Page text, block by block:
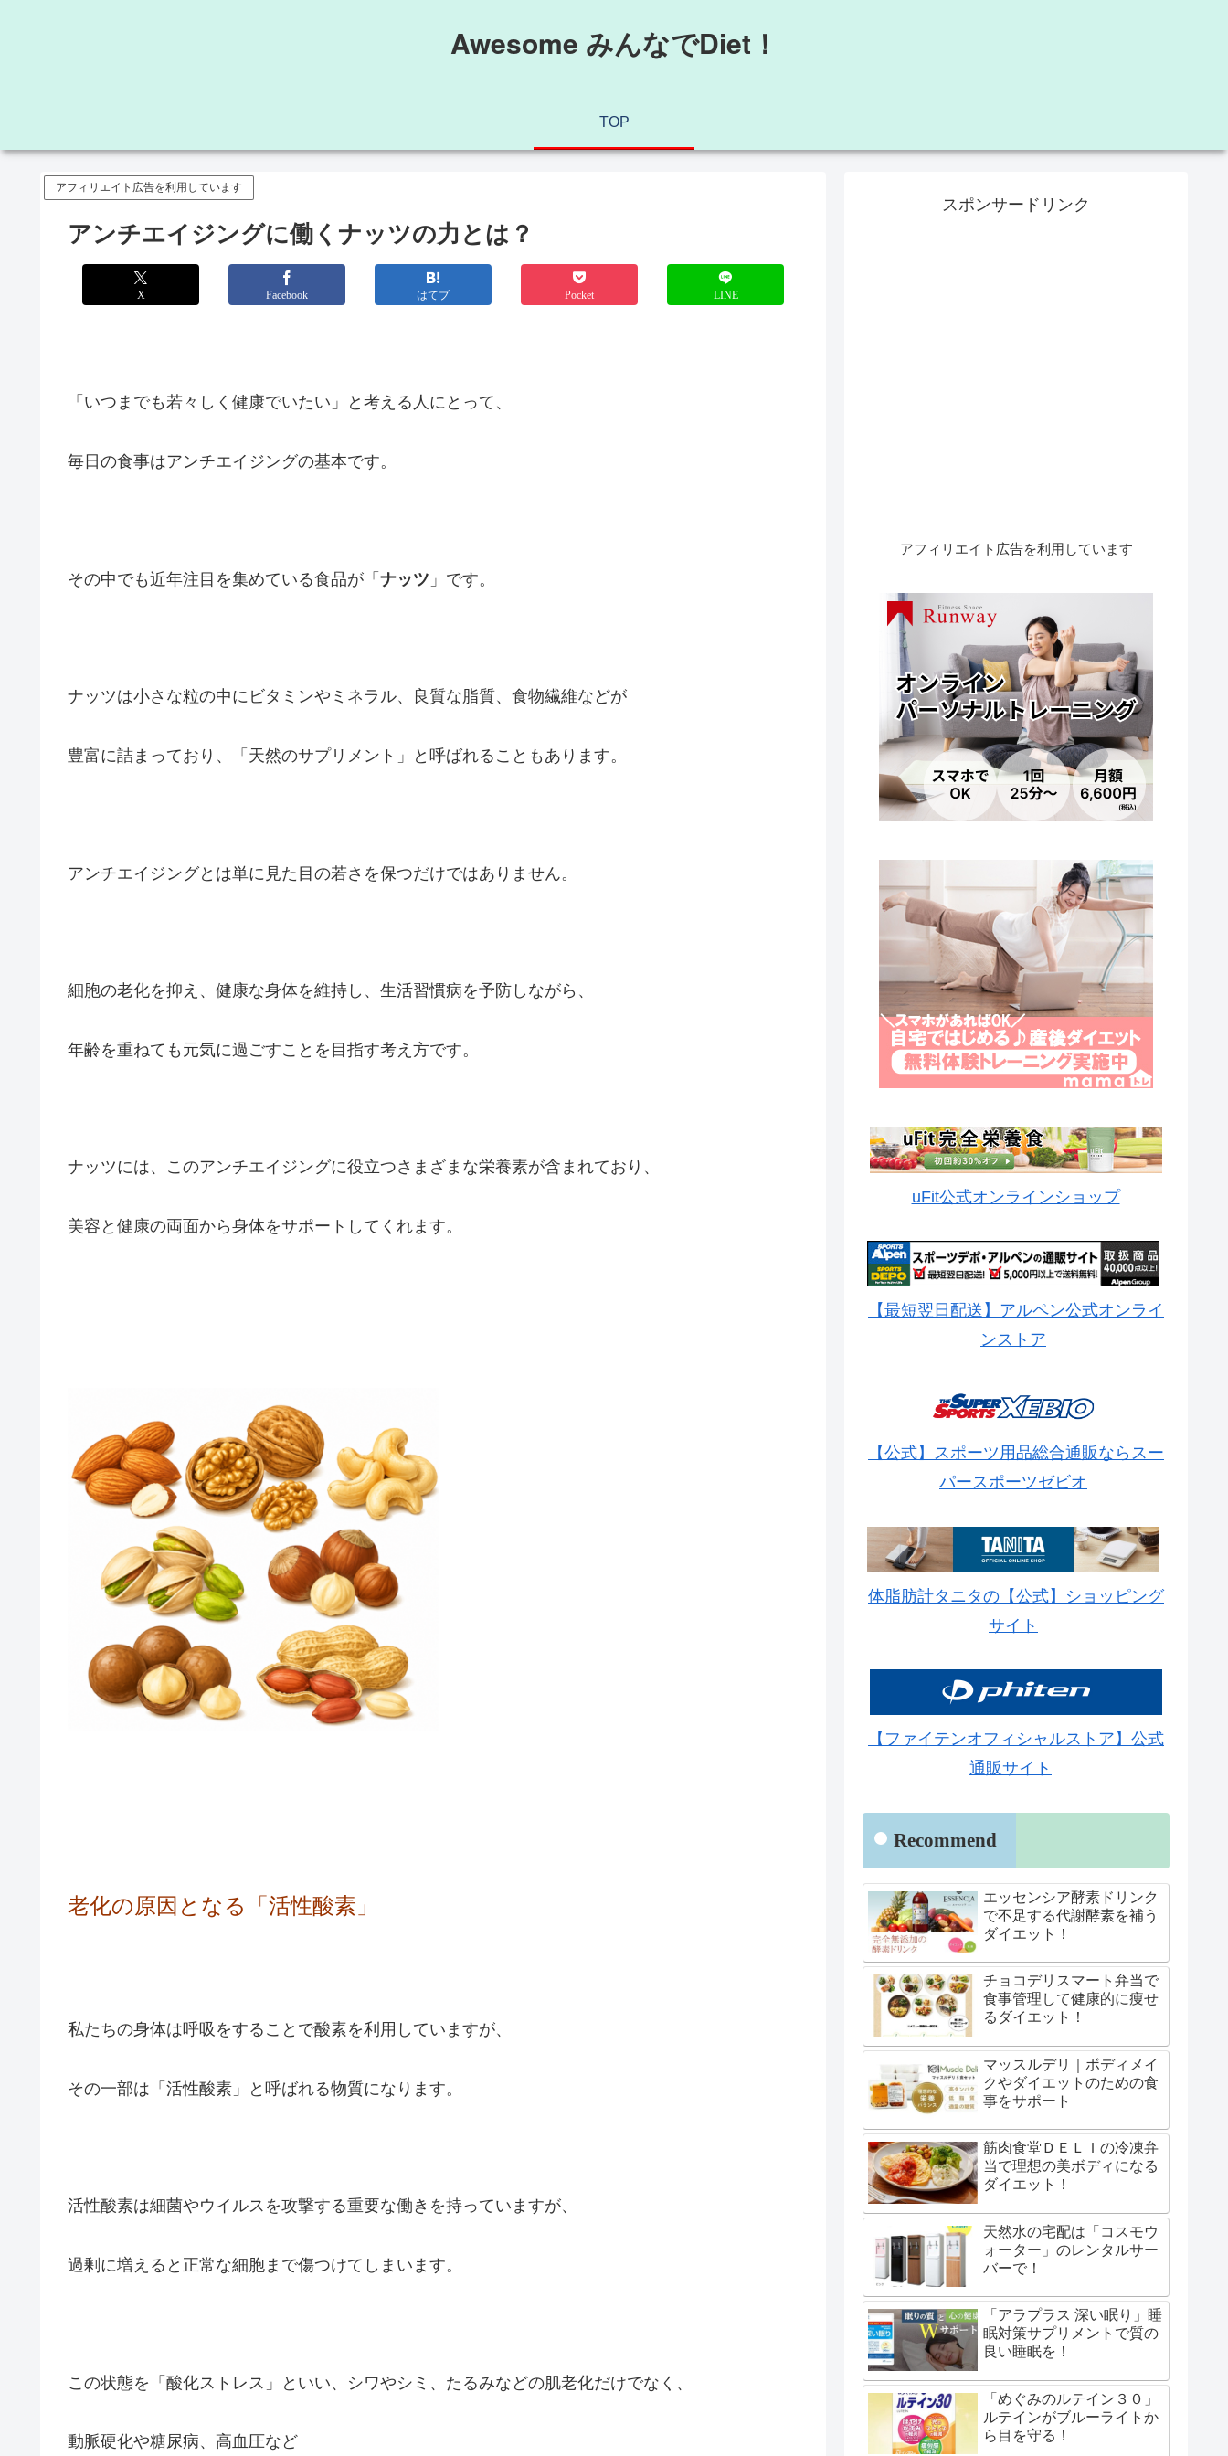
Awesome みんなでDiet！
TOP
アフィリエイト広告を利用しています
アンチエイジングに働くナッツの力とは？
X Facebook はてブ Pocket LINE
「いつまでも若々しく健康でいたい」と考える人にとって、
毎日の食事はアンチエイジングの基本です。
その中でも近年注目を集めている食品が「 ナッツ 」です。
ナッツは小さな粒の中にビタミンやミネラル、良質な脂質、食物繊維などが
豊富に詰まっており、「天然のサプリメント」と呼ばれることもあります。
アンチエイジングとは単に見た目の若さを保つだけではありません。
細胞の老化を抑え、健康な身体を維持し、生活習慣病を予防しながら、
年齢を重ねても元気に過ごすことを目指す考え方です。
ナッツには、このアンチエイジングに役立つさまざまな栄養素が含まれており、
美容と健康の両面から身体をサポートしてくれます。
老化の原因となる「活性酸素」
私たちの身体は呼吸をすることで酸素を利用していますが、
その一部は「活性酸素」と呼ばれる物質になります。
活性酸素は細菌やウイルスを攻撃する重要な働きを持っていますが、
過剰に増えると正常な細胞まで傷つけてしまいます。
この状態を「酸化ストレス」といい、シワやシミ、たるみなどの肌老化だけでなく、
動脈硬化や糖尿病、高血圧など
スポンサードリンク
アフィリエイト広告を利用しています
uFit公式オンラインショップ
【最短翌日配送】アルペン公式オンライ
ンストア
【公式】スポーツ用品総合通販ならスー
パースポーツゼビオ
体脂肪計タニタの【公式】ショッピング
サイト
【ファイテンオフィシャルストア】公式
通販サイト
Recommend
エッセンシア酵素ドリンク
で不足する代謝酵素を補う
ダイエット！
チョコデリスマート弁当で
食事管理して健康的に痩せ
るダイエット！
マッスルデリ｜ボディメイ
クやダイエットのための食
事をサポート
筋肉食堂ＤＥＬＩの冷凍弁
当で理想の美ボディになる
ダイエット！
天然水の宅配は「コスモウ
ォーター」のレンタルサー
バーで！
「アラプラス 深い眠り」睡
眠対策サプリメントで質の
良い睡眠を！
「めぐみのルテイン３０」
ルテインがブルーライトか
ら目を守る！